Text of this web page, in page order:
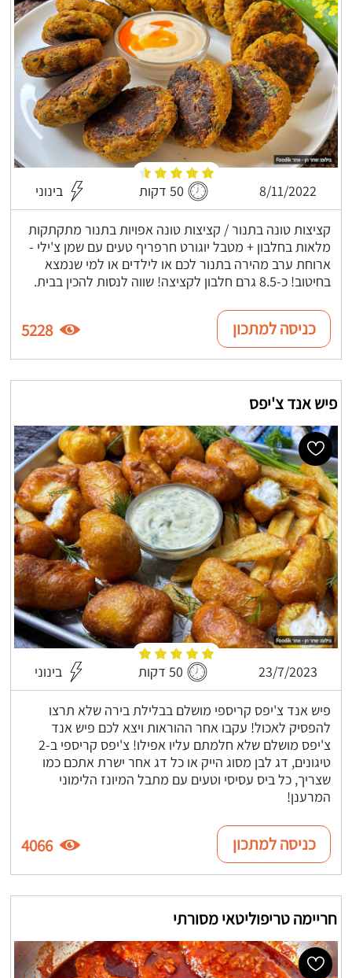
8/11/2022 50 דקות בינוני
קציצות טונה בתנור / קציצות טונה אפויות בתנור מתקתקות
מלאות בחלבון + מטבל יוגורט חרפריף טעים עם שמן צ'ילי -
ארוחת ערב מהירה בתנור לכם או לילדים או למי שנמצא
בחיטוב! כ-8.5 גרם חלבון לקציצה! שווה לנסות להכין בבית.
כניסה למתכון 5228
פיש אנד צ'יפס
23/7/2023 50 דקות בינוני
פיש אנד צ'יפס קריספי מושלם בבלילת בירה שלא תרצו
להפסיק לאכול! עקבו אחר ההוראות ויצא לכם פיש אנד
צ'יפס מושלם שלא חלמתם עליו אפילו! צ'יפס קריספי ב-2
טיגונים, דג לבן מסוג הייק או כל דג אחר ישרת אתכם כמו
שצריך, כל ביס עסיסי וטעים עם מתבל המיונז הלימוני
המרענן!
כניסה למתכון 4066
חריימה טריפוליטאי מסורתי